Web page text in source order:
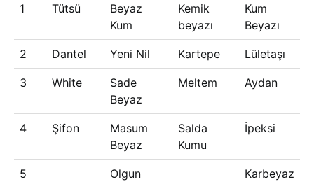
1 Tütsü
Beyaz
Kum
Kemik
beyazı
Kum
Beyazı
2 Dantel Yeni Nil Kartepe Lületaşı
3 White
Sade
Beyaz
Meltem Aydan
4 Şifon
Masum
Beyaz
Salda
Kumu
İpeksi
5
Olgun
Karbeyaz